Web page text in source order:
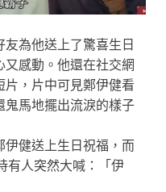
為他送上了驚喜生日
感動。他還在社交網
片，片中可見鄭伊健看
鬼馬地擺出流淚的樣子
伊健送上生日祝福，而
有人突然大喊：「伊